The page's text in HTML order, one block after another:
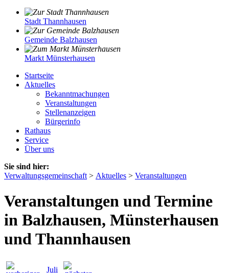
Stadt Thannhausen
Gemeinde Balzhausen
Markt Münsterhausen
Startseite
Aktuelles
Bekanntmachungen
Veranstaltungen
Stellenanzeigen
Bürgerinfo
Rathaus
Service
Über uns
Sie sind hier:
Verwaltungsgemeinschaft > Aktuelles > Veranstaltungen
Veranstaltungen und Termine
in Balzhausen, Münsterhausen
und Thannhausen
Juli